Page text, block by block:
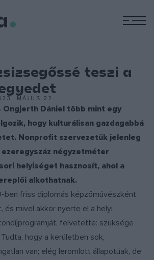
teszi a
MÁJUS 22.
Dániel több mint egy
hogy kulturálisan gazdagabbá
Nonprofit szervezetük jelenleg
négyzetméter
helyiséget hasznosít, ahol a
alkothatnak.
ben friss diplomás képzőművészként
mivel akkor nyerte el a helyi
felvetette: szüksége
hogy a kerületben sok,
van; elég leromlott állapotúak, de